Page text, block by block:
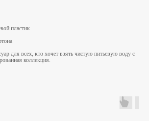
пластик.
для всех, кто хочет взять чистую питьевую воду с
коллекция.